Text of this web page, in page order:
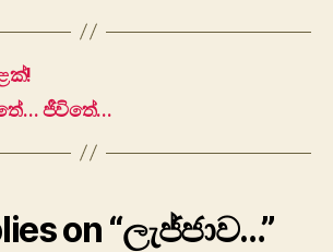
‍ජීවි‍තේ…
on “ලැජ්ජාව…”